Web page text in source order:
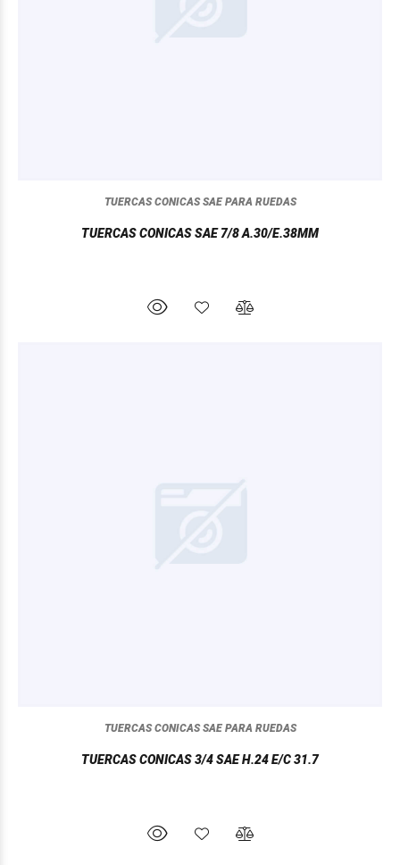
TUERCAS CONICAS SAE PARA RUEDAS
TUERCAS CONICAS SAE 7/8 A.30/E.38MM
TUERCAS CONICAS SAE PARA RUEDAS
TUERCAS CONICAS 3/4 SAE H.24 E/C 31.7